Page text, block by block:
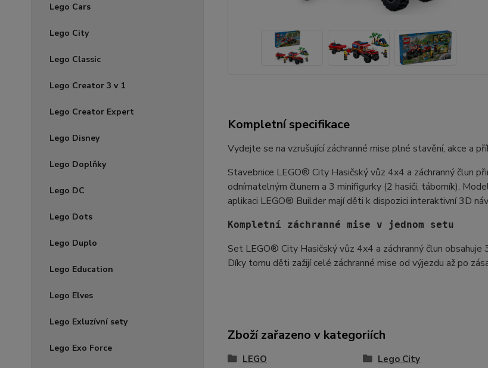
Lego Cars
Lego City
Lego Classic
Lego Creator 3 v 1
Lego Creator Expert
Lego Disney
Lego Doplňky
Lego DC
Lego Dots
Lego Duplo
Lego Education
Lego Elves
Lego Exluzívní sety
Lego Exo Force
Kompletní specifikace
Vydejte se na vzrušující záchranné mise plné stavění, akce a
Stavebnice LEGO® City Hasičský vůz 4x4 a záchranný člun
odnímatelným člunem a 3 minifigurky (2 hasiči, táborník).
aplikaci LEGO® Builder mají děti k dispozici interaktivní 3D
Kompletní záchranné mise v jednom setu
Set LEGO® City Hasičský vůz 4x4 a záchranný člun
Díky tomu děti zažijí celé záchranné mise od výjezdu až po
Zboží zařazeno v kategoriích
LEGO Lego City